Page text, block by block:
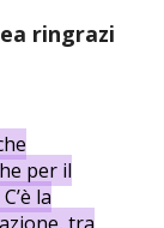
ringrazi
per il
la